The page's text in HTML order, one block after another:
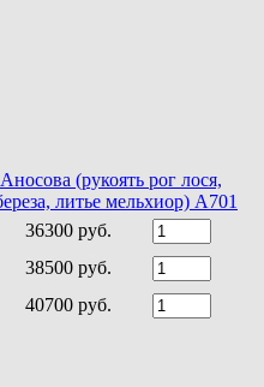
(рукоять рог лося,
литье мельхиор) A701
36300 руб.
38500 руб.
40700 руб.